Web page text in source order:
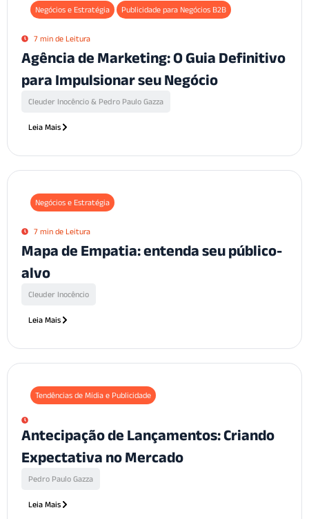
Negócios e Estratégia Publicidade para Negócios B2B
7 min de Leitura
Agência de Marketing: O Guia Definitivo
para Impulsionar seu Negócio
Cleuder Inocêncio & Pedro Paulo Gazza
Leia Mais
Negócios e Estratégia
7 min de Leitura
Mapa de Empatia: entenda seu público-
alvo
Cleuder Inocêncio
Leia Mais
Tendências de Mídia e Publicidade
Antecipação de Lançamentos: Criando
Expectativa no Mercado
Pedro Paulo Gazza
Leia Mais